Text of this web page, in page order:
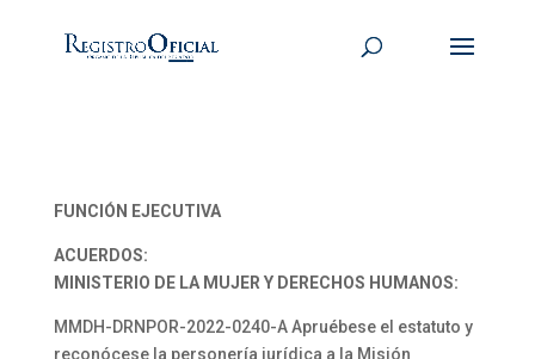
FUNCIÓN EJECUTIVA
ACUERDOS:
MINISTERIO DE LA MUJER Y DERECHOS HUMANOS:
MMDH-DRNPOR-2022-0240-A Apruébese el estatuto y
reconócese la personería jurídica a la Misión